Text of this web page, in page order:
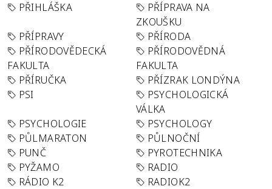
PŘIHLÁŠKA
PŘÍPRAVA NA
ZKOUŠKU
PŘÍPRAVY
PŘÍRODA
PŘÍRODOVĚDECKÁ
FAKULTA
PŘÍRODOVĚDNÁ
FAKULTA
PŘÍRUČKA
PŘÍZRAK LONDÝNA
PSI
PSYCHOLOGICKÁ
VÁLKA
PSYCHOLOGIE
PSYCHOLOGY
PŮLMARATON
PŮLNOČNÍ
PUNČ
PYROTECHNIKA
PYŽAMO
RADIO
RÁDIO K2
RADIOK2